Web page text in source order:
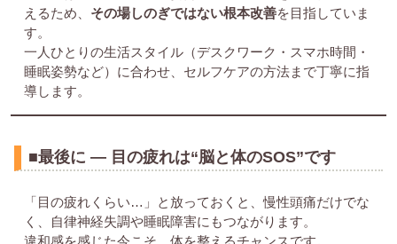
えるため、 その場しのぎではない根本改善を目指していま
す。
一人ひとりの生活スタイル（デスクワーク・スマホ時間・
睡眠姿勢など）に合わせ、セルフケアの方法まで丁寧に指
導します。
■最後に ― 目の疲れは“脳と体のSOS”です
「目の疲れくらい…」と放っておくと、慢性頭痛だけでな
く、自律神経失調や睡眠障害にもつながります。
違和感を感じた今こそ、体を整えるチャンスです。